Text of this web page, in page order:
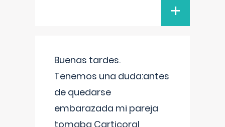
+
Buenas tardes.
Tenemos una duda:antes
de quedarse
embarazada mi pareja
tomaba Carticoral